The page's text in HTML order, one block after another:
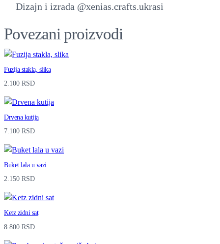
v
j
q
u
n
t
Dizajn i izrada @xenias.crafts.ukrasi
Povezani proizvodi
Fuzija stakla, slika
2.100 RSD
Drvena kutija
7.100 RSD
Buket lala u vazi
2.150 RSD
Ketz zidni sat
8.800 RSD